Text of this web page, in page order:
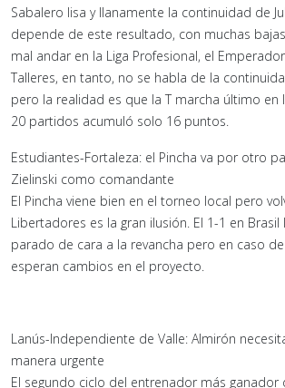
Sabalero lisa y llanamente la continuidad de
depende de este resultado, con muchas
mal andar en la Liga Profesional, el
Talleres, en tanto, no se habla de la
pero la realidad es que la T marcha último en
20 partidos acumuló solo 16 puntos.
Estudiantes-Fortaleza: el Pincha va por otro
Zielinski como comandante
El Pincha viene bien en el torneo local pero
Libertadores es la gran ilusión. El 1-1 en
parado de cara a la revancha pero en caso
esperan cambios en el proyecto.
Lanús-Independiente de Valle: Almirón
manera urgente
El segundo ciclo del entrenador más ganador